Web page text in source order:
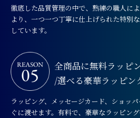
徹底した品質管理の中で、熟練の職人に
より、一つ一つ丁寧に仕上げられた特別
しています。
全商品に無料ラッピ
/選べる豪華ラッピン
ラッピング、メッセージカード、ショッ
ぐに渡せます。有料で、豪華なラッピン